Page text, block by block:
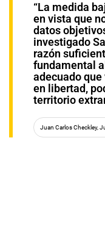
“La medida
en vista que
datos
investigado
razón
fundamental
adecuado
en libertad,
territorio
Juan Carlos Checkley,